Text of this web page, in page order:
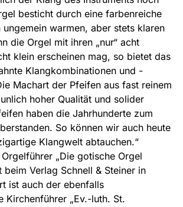
besticht durch eine farbenreiche
ungemein warmen, aber stets klaren
die Orgel mit ihren „nur“ acht
klein erscheinen mag, so bietet das
Klangkombinationen und -
Machart der Pfeifen aus fast reinem
hoher Qualität und solider
haben die Jahrhunderte zum
So können wir auch heute
Klangwelt abtauchen.“
„Die gotische Orgel
beim Verlag Schnell & Steiner in
ist auch der ebenfalls
Kirchenführer „Ev.-luth. St.